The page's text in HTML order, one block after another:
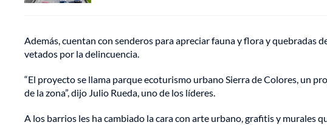
Además, cuentan con senderos para apreciar fauna y flora y quebradas
vetados por la delincuencia.
“El proyecto se llama parque ecoturismo urbano Sierra de Colores, un
de la zona”, dijo Julio Rueda, uno de los líderes.
A los barrios les ha cambiado la cara con arte urbano, grafitis y murales